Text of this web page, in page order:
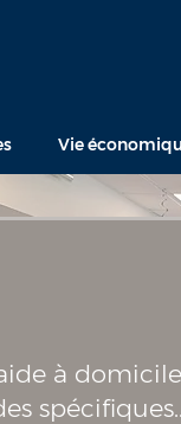
Vie
à